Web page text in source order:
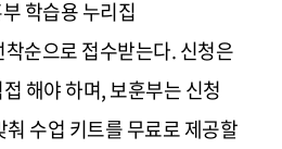
학습용 누리집
착순으로 접수받는다. 신청은
해야 하며, 보훈부는 신청
수업 키트를 무료로 제공할